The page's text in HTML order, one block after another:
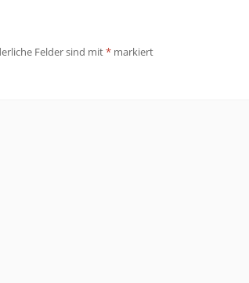
Felder sind mit* markiert